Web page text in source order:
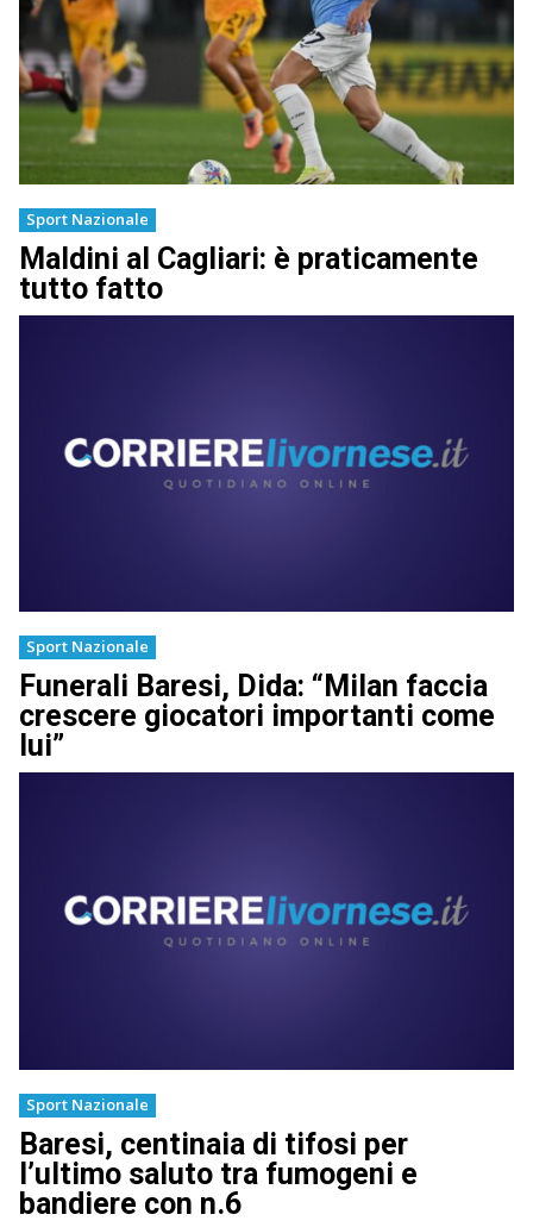
Sport Nazionale
Maldini al Cagliari: è praticamente
tutto fatto
Sport Nazionale
Funerali Baresi, Dida: “Milan faccia
crescere giocatori importanti come
lui”
Sport Nazionale
Baresi, centinaia di tifosi per
l’ultimo saluto tra fumogeni e
bandiere con n.6